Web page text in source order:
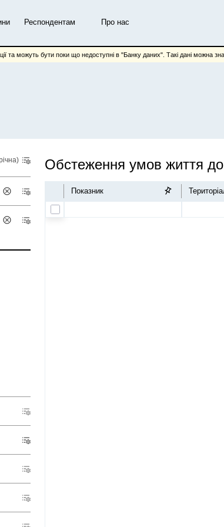
Респондентам Про нас
та можуть бути поки що недоступні в "Банку даних". Такі дані можна
Показник